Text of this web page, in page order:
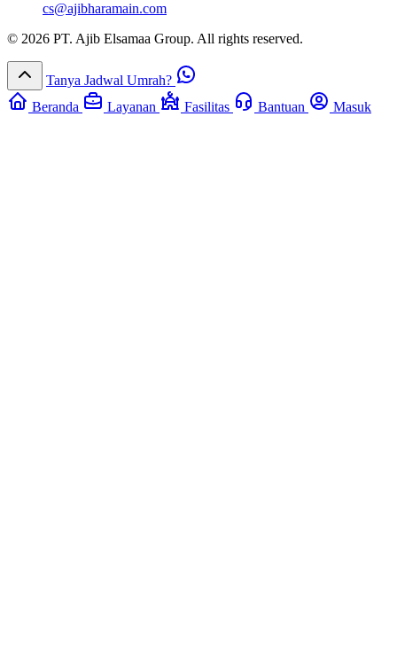
cs@ajibharamain.com
© 2026 PT. Ajib Elsamaa Group. All rights reserved.
Tanya Jadwal Umrah?
Beranda
Layanan Fasilitas Bantuan Masuk